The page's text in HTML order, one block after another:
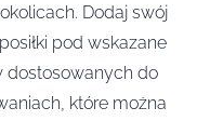
Dodaj swój
pod wskazane
dostosowanych do
które można